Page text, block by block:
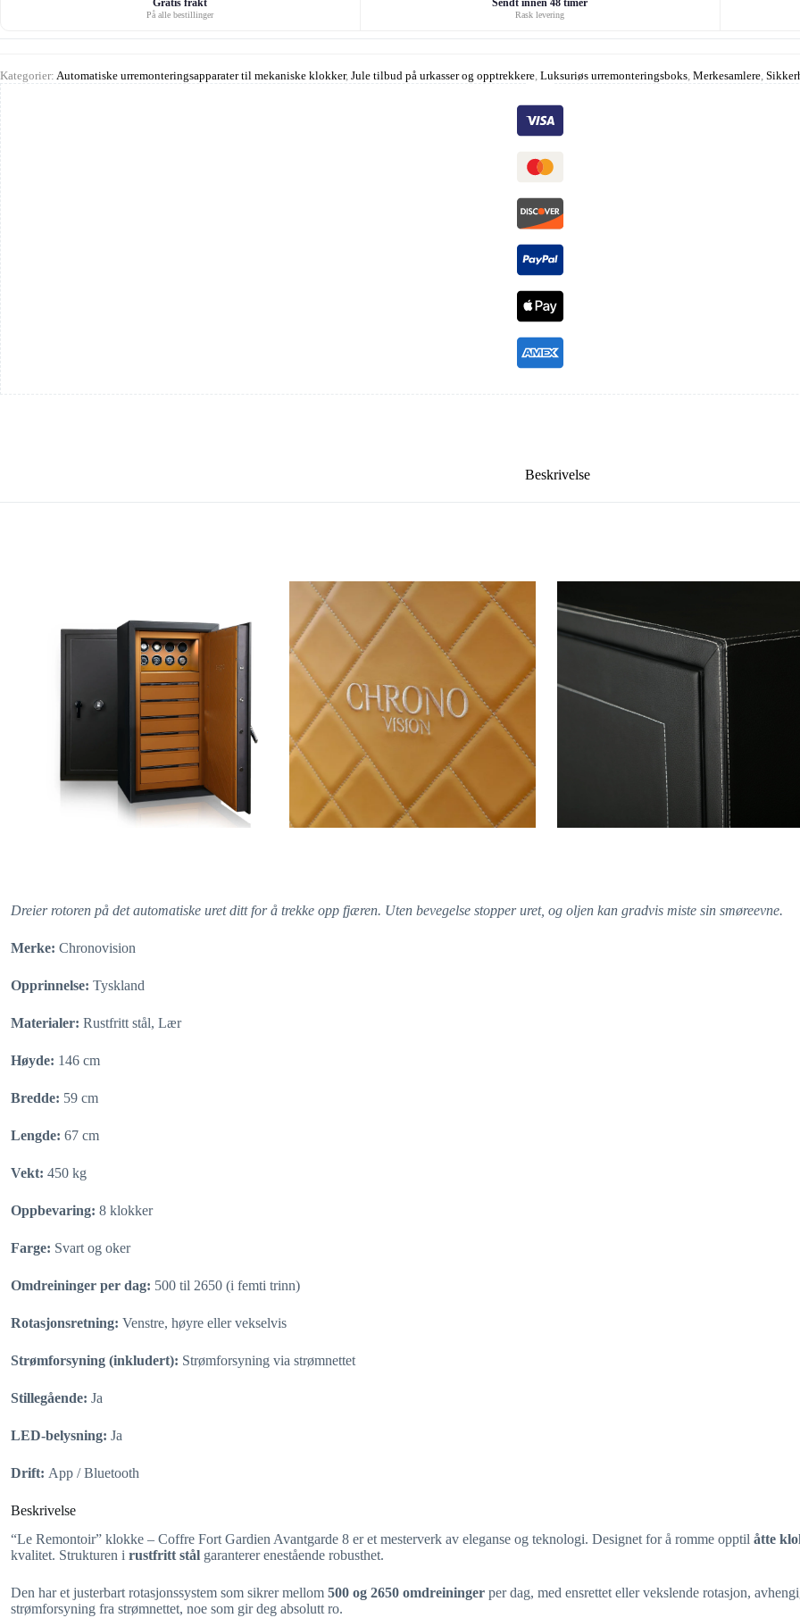
Gratis frakt
På alle bestillinger
Sendt innen 48 timer
Rask levering
Kategorier: Automatiske urremonteringsapparater til mekaniske klokker, Jule tilbud på urkasser og opptrekkere Luksuriøs urremonteringsboks Merkesamlere
Beskrivelse
Dreier rotoren på det automatiske uret ditt for å trekke opp fjæren. Uten bevegelse stopper uret, og oljen kan gradvis miste sin smøreevne.
Merke: Chronovision
Opprinnelse: Tyskland
Materialer: Rustfritt stål, Lær
Høyde: 146 cm
Bredde: 59 cm
Lengde: 67 cm
Vekt: 450 kg
Oppbevaring: 8 klokker
Farge: Svart og oker
Omdreininger per dag: 500 til 2650 (i femti trinn)
Rotasjonsretning: Venstre, høyre eller vekselvis
Strømforsyning (inkludert): Strømforsyning via strømnettet
Stillegående: Ja
LED-belysning: Ja
Drift: App / Bluetooth
Beskrivelse
“Le Remontoir” klokke – Coffre Fort Gardien Avantgarde 8 er et mesterverk av eleganse og teknologi. Designet for å romme opptil åtte
kvalitet. Strukturen i rustfritt stål garanterer enestående robusthet.
Den har et justerbart rotasjonssystem som sikrer mellom 500 og 2650 omdreininger per dag, med ensrettet eller vekslende rotasjon,
strømforsyning fra strømnettet, noe som gir deg absolutt ro.